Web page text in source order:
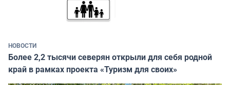
НОВОСТИ
Более 2,2 тысячи северян открыли для себя родной
край в рамках проекта «Туризм для своих»